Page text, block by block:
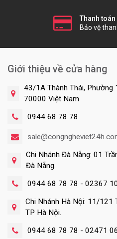
Thanh toán
Bảo vệ
Giới thiệu về cửa hàng
43/1A Thành Thái, Phường
70000 Việt Nam
0944 68 78 78
Chi Nhánh Đà Nẵng: 01
Đà Nẵng.
0944 68 78 78 - 02367
Chi Nhánh Hà Nội: 11/121
TP Hà Nội.
0944 68 78 78 - 02471